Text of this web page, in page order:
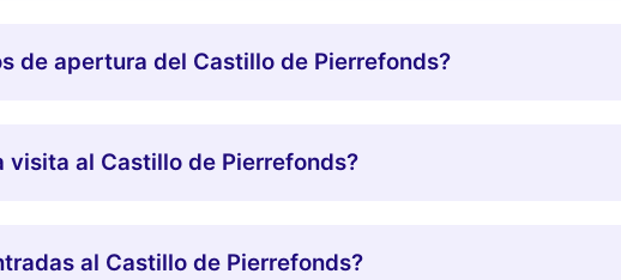
de apertura del Castillo de Pierrefonds?
visita al Castillo de Pierrefonds?
al Castillo de Pierrefonds?